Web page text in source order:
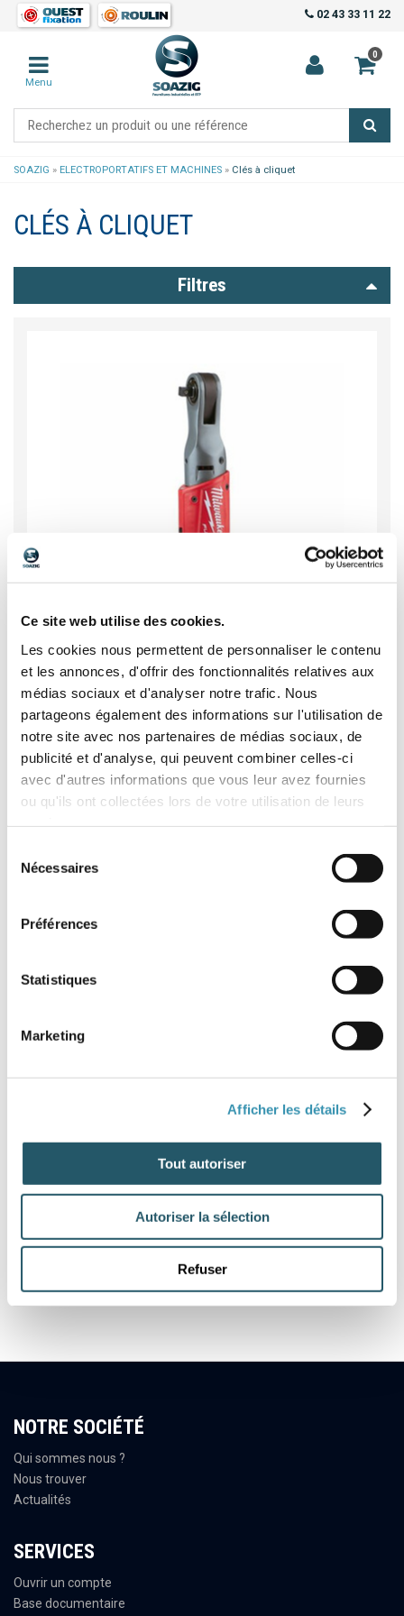
Ce site web utilise des cookies.
Les cookies nous permettent de personnaliser le contenu
et les annonces, d'offrir des fonctionnalités relatives aux
médias sociaux et d'analyser notre trafic. Nous
partageons également des informations sur l'utilisation de
notre site avec nos partenaires de médias sociaux, de
publicité et d'analyse, qui peuvent combiner celles-ci
avec d'autres informations que vous leur avez fournies
ou qu'ils ont collectées lors de votre utilisation de leurs
Nécessaires
Préférences
Statistiques
Marketing
Afficher les détails
Tout autoriser
Autoriser la sélection
Refuser
02 43 33 11 22
0
Menu
SOAZIG » ELECTROPORTATIFS ET MACHINES » Clés à cliquet
CLÉS À CLIQUET
Filtres
Clés à cliquet 3/8 12V modèle FIR38
Voir
Clés à cliquet 1/2 12V modèle FIR12
Voir
NOTRE SOCIÉTÉ
Qui sommes nous ?
Nous trouver
Actualités
SERVICES
Ouvrir un compte
Base documentaire